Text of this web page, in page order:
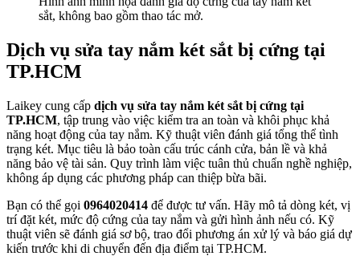
sắt, không bao gồm thao tác mở.
Dịch vụ sửa tay nắm két sắt bị cứng tại
TP.HCM
Laikey cung cấp dịch vụ sửa tay nắm két sắt bị cứng tại
TP.HCM, tập trung vào việc kiểm tra an toàn và khôi phục khả
năng hoạt động của tay nắm. Kỹ thuật viên đánh giá tổng thể tình
trạng két. Mục tiêu là bảo toàn cấu trúc cánh cửa, bản lề và khả
năng bảo vệ tài sản. Quy trình làm việc tuân thủ chuẩn nghề nghiệp,
không áp dụng các phương pháp can thiệp bừa bãi.
Bạn có thể gọi 0964020414 để được tư vấn. Hãy mô tả dòng két, vị
trí đặt két, mức độ cứng của tay nắm và gửi hình ảnh nếu có. Kỹ
thuật viên sẽ đánh giá sơ bộ, trao đổi phương án xử lý và báo giá dự
kiến trước khi di chuyển đến địa điểm tại TP.HCM.